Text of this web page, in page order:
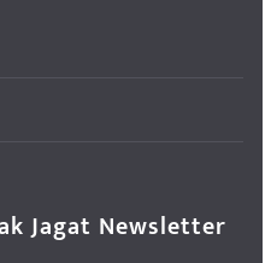
Jagat Newsletter